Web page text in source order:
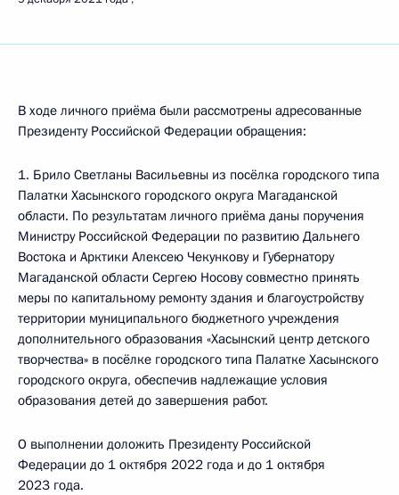
В ходе личного приёма были рассмотрены адресованные
Президенту Российской Федерации обращения:
1. Брило Светланы Васильевны из посёлка городского типа
Палатки Хасынского городского округа Магаданской
области. По результатам личного приёма даны поручения
Министру Российской Федерации по развитию Дальнего
Востока и Арктики Алексею Чекункову и Губернатору
Магаданской области Сергею Носову совместно принять
меры по капитальному ремонту здания и благоустройству
территории муниципального бюджетного учреждения
дополнительного образования «Хасынский центр детского
творчества» в посёлке городского типа Палатке Хасынского
городского округа, обеспечив надлежащие условия
образования детей до завершения работ.
О выполнении доложить Президенту Российской
Федерации до 1 октября 2022 года и до 1 октября
2023 года.